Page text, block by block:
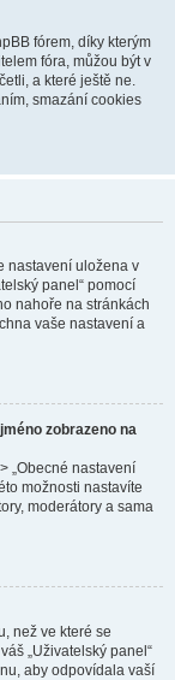
fórem, díky kterým
fóra, můžou být v
a které ještě ne.
smazání cookies
nastavení uložena v
panel“ pomocí
nahoře na stránkách
vaše nastavení a
zobrazeno na
„Obecné nastavení
možnosti nastavíte
moderátory a sama
než ve které se
„Uživatelský panel“
aby odpovídala vaší